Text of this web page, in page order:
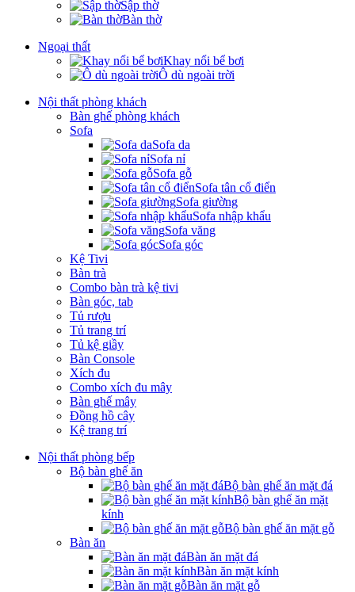
Sập thờ
Bàn thờ
Ngoại thất
Khay nổi bể bơi
Ô dù ngoài trời
Nội thất phòng khách
Bàn ghế phòng khách
Sofa
Sofa da
Sofa nỉ
Sofa gỗ
Sofa tân cổ điển
Sofa giường
Sofa nhập khẩu
Sofa văng
Sofa góc
Kệ Tivi
Bàn trà
Combo bàn trà kệ tivi
Bàn góc, tab
Tủ rượu
Tủ trang trí
Tủ kệ giầy
Bàn Console
Xích đu
Combo xích đu mây
Bàn ghế mây
Đồng hồ cây
Kệ trang trí
Nội thất phòng bếp
Bộ bàn ghế ăn
Bộ bàn ghế ăn mặt đá
Bộ bàn ghế ăn mặt
kính
Bộ bàn ghế ăn mặt gỗ
Bàn ăn
Bàn ăn mặt đá
Bàn ăn mặt kính
Bàn ăn mặt gỗ